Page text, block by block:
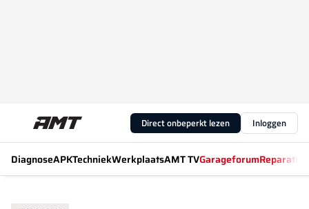
Direct onbeperkt lezen Inloggen
DiagnoseAPKTechniekWerkplaatsAMT TVGarageforum